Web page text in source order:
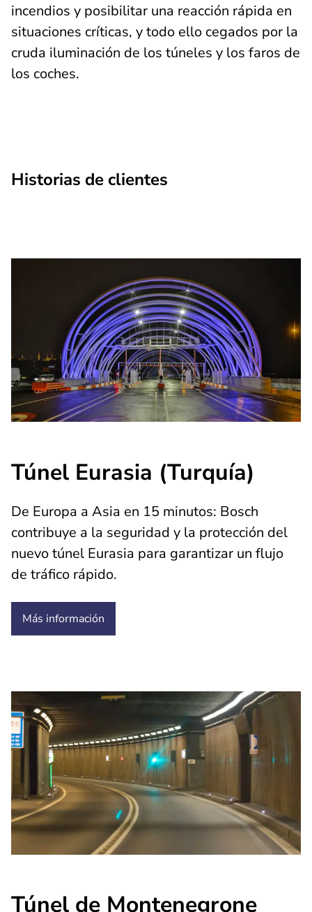
incendios y posibilitar una reacción rápida en
situaciones críticas, y todo ello cegados por la
cruda iluminación de los túneles y los faros de
los coches.
Historias de clientes
Túnel Eurasia (Turquía)
De Europa a Asia en 15 minutos: Bosch
contribuye a la seguridad y la protección del
nuevo túnel Eurasia para garantizar un flujo
de tráfico rápido.
Más información
Túnel de Montenegrone